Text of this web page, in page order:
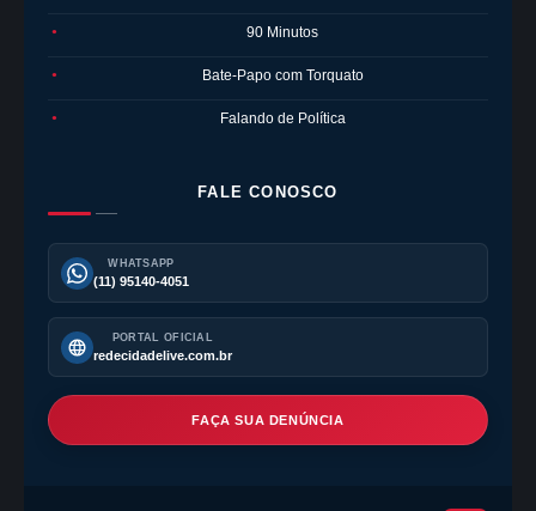
● 90 Minutos
● Bate-Papo com Torquato
● Falando de Política
FALE CONOSCO
WHATSAPP
(11) 95140-4051
PORTAL OFICIAL
redecidadelive.com.br
FAÇA SUA DENÚNCIA